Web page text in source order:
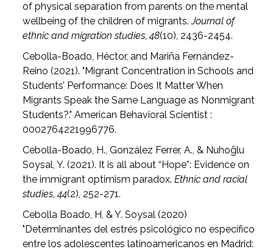
of physical separation from parents on the mental
wellbeing of the children of migrants.Journal of
ethnic and migration studies,48(10), 2436-2454.
Cebolla-Boado, Héctor, and Mariña Fernández-
Reino (2021). "Migrant Concentration in Schools and
Students’ Performance: Does It Matter When
Migrants Speak the Same Language as Nonmigrant
Students?." American Behavioral Scientist :
0002764221996776.
Cebolla-Boado, H., González Ferrer, A., & Nuhoḡlu
Soysal, Y. (2021). It is all about “Hope”: Evidence on
the immigrant optimism paradox.Ethnic and racial
studies,44(2), 252-271.
Cebolla Boado, H, & Y. Soysal (2020)
"Determinantes del estrés psicológico no específico
entre los adolescentes latinoamericanos en Madrid: